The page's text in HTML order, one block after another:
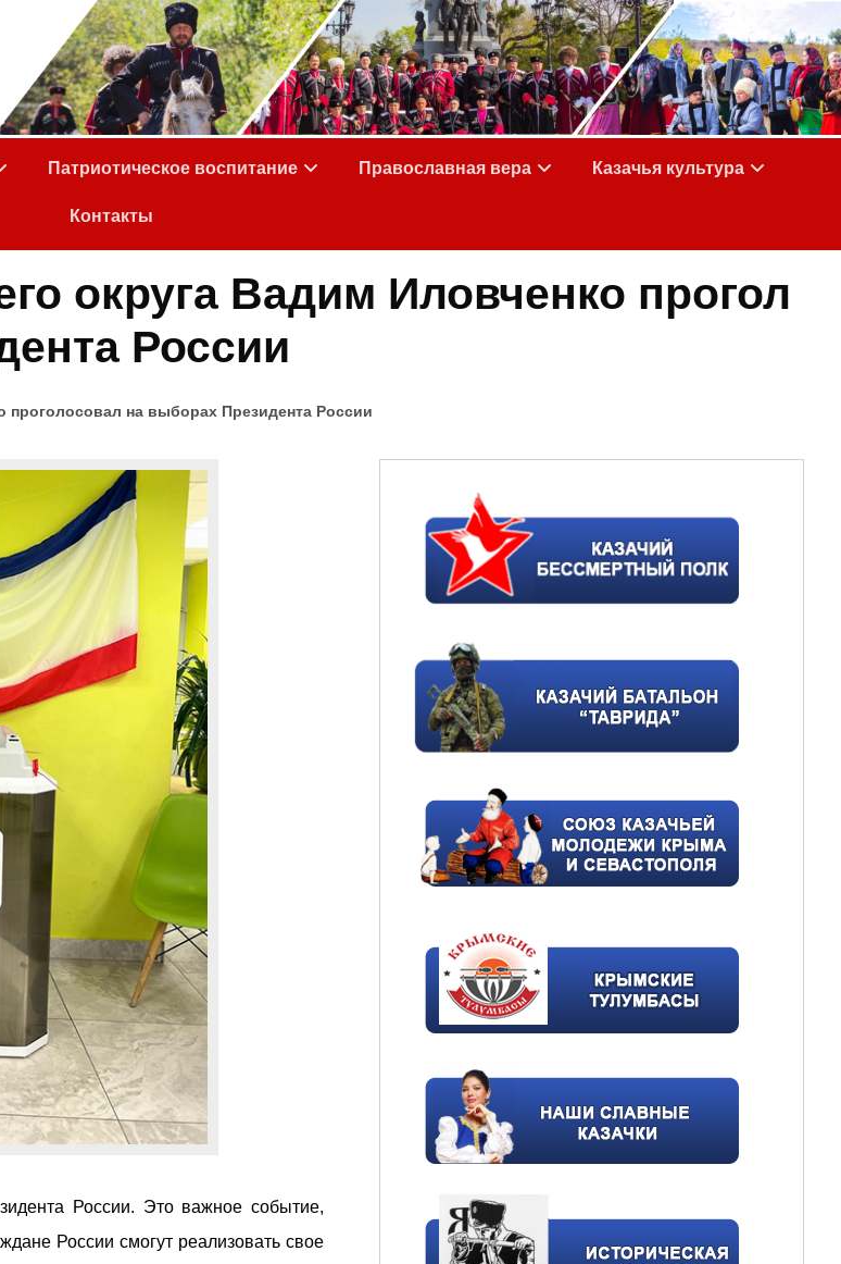
Патриотическое воспитание Православная вера Казачья культура
Контакты
округа Вадим Иловченко прогол
России
проголосовал на выборах Президента России
России. Это важное событие,
России смогут реализовать свое